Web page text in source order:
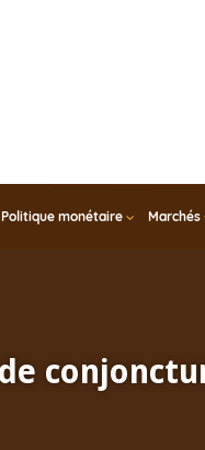
Politique monétaire Marchés